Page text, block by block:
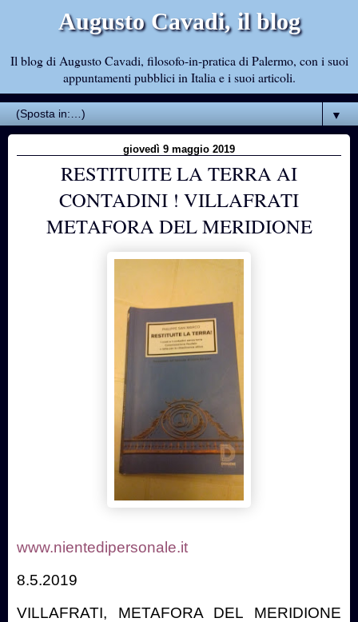
Augusto Cavadi, il blog
Il blog di Augusto Cavadi, filosofo-in-pratica di Palermo, con i suoi
appuntamenti pubblici in Italia e i suoi articoli.
▼
giovedì 9 maggio 2019
RESTITUITE LA TERRA AI
CONTADINI ! VILLAFRATI
METAFORA DEL MERIDIONE
www.nientedipersonale.it
8.5.2019
VILLAFRATI, METAFORA DEL MERIDIONE